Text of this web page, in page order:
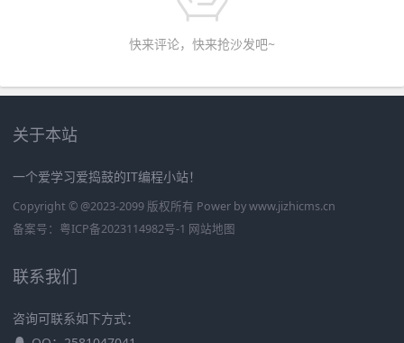
快来评论，快来抢沙发吧~
关于本站
一个爱学习爱捣鼓的IT编程小站！
Copyright © @2023-2099 版权所有 Power bywww.jizhicms.cn
备案号： 粤ICP备2023114982号-1 网站地图
联系我们
咨询可联系如下方式：